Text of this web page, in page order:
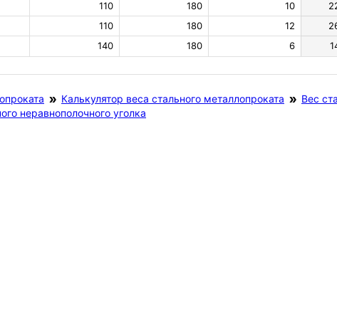
110 180 10
110 180 12
140 180 6
Калькулятор веса стального металлопроката
Вес
неравнополочного уголка